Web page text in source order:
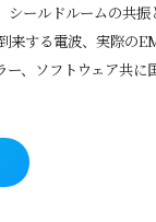
シールドルームの共
来する電波、実際の
ー、ソフトウェア共